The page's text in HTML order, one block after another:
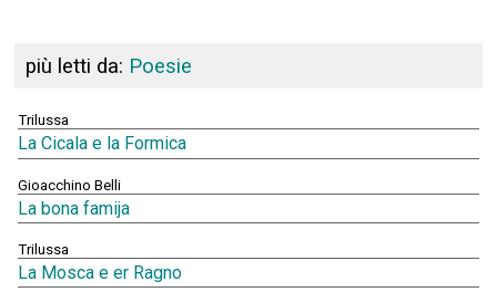
più letti da: Poesie
Trilussa
La Cicala e la Formica
Gioacchino Belli
La bona famija
Trilussa
La Mosca e er Ragno